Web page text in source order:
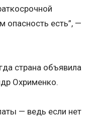
опасность есть”, —
страна объявила
Охрименко.
— ведь если нет